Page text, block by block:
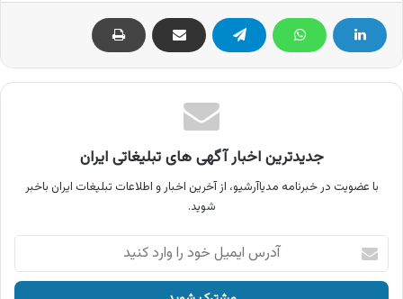
جدیدترین اخبار آگهی های تبلیغاتی ایران
با عضویت در خبرنامه مدیاآرشیو، از آخرین اخبار و اطلاعات تبلیغات ایران باخبر
شوید.
آدرس
ایمیل
خود